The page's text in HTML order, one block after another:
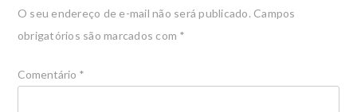
O seu endereço de e-mail não será publicado. Campos
obrigatórios são marcados com *
Comentário *